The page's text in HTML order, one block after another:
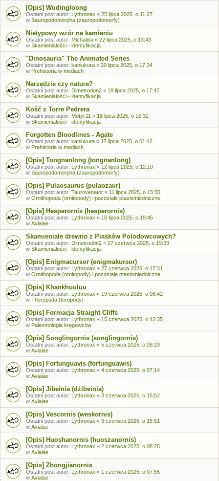
[Opis] Wudingloong
Ostatni post autor: Lythronax « 25 lipca 2025, o 11:27
w Sauropodomorpha (zauropodomorfy)
Nietypowy wzór na kamieniu
Ostatni post autor: Michalina « 22 lipca 2025, o 13:43
w Skamieniałości - identyfikacja
"Dinosauria" The Animated Series
Ostatni post autor: kaniukura « 20 lipca 2025, o 17:34
w Prehistoria w mediach
Narzędzie czy natura?
Ostatni post autor: Dimetrodon2 « 18 lipca 2025, o 17:47
w Skamieniałości - identyfikacja
Kość z Torre Pedrera
Ostatni post autor: Motyl.11 « 18 lipca 2025, o 15:32
w Skamieniałości - identyfikacja
Forgotten Bloodlines - Agate
Ostatni post autor: kaniukura « 17 lipca 2025, o 01:42
w Prehistoria w mediach
[Opis] Tongnanlong (tongnanlong)
Ostatni post autor: Lythronax « 12 lipca 2025, o 12:10
w Sauropodomorpha (zauropodomorfy)
[Opis] Pulaosaurus (pulaozaur)
Ostatni post autor: Taurovenator « 11 lipca 2025, o 15:55
w Ornithopoda (ornitopody) i pozostałe ptasiomiedniczne
[Opis] Hesperornis (hesperornis)
Ostatni post autor: Lythronax « 10 lipca 2025, o 19:45
w Avialae
Skamieniałe drewno z Piasków Polodowcowych?
Ostatni post autor: Dimetrodon2 « 27 czerwca 2025, o 19:33
w Skamieniałości - identyfikacja
[Opis] Enigmacursor (enigmakursor)
Ostatni post autor: Lythronax « 27 czerwca 2025, o 17:31
w Ornithopoda (ornitopody) i pozostałe ptasiomiedniczne
[Opis] Khankhuuluu
Ostatni post autor: Lythronax « 19 czerwca 2025, o 06:42
w Theropoda (teropody)
[Opis] Formacja Straight Cliffs
Ostatni post autor: Lythronax « 15 czerwca 2025, o 12:35
w Paleontologia kręgowców
[Opis] Songlingornis (songlingornis)
Ostatni post autor: Lythronax « 5 czerwca 2025, o 09:23
w Avialae
[Opis] Fortunguavis (fortunguawis)
Ostatni post autor: Lythronax « 4 czerwca 2025, o 07:14
w Avialae
[Opis] Jibeinia (dżibeinia)
Ostatni post autor: Lythronax « 3 czerwca 2025, o 15:52
w Avialae
[Opis] Vescornis (weskornis)
Ostatni post autor: Lythronax « 3 czerwca 2025, o 15:51
w Avialae
[Opis] Huoshanornis (huoszanornis)
Ostatni post autor: Lythronax « 2 czerwca 2025, o 08:25
w Avialae
[Opis] Zhongjianornis
Ostatni post autor: Lythronax « 1 czerwca 2025, o 07:55
w Avialae